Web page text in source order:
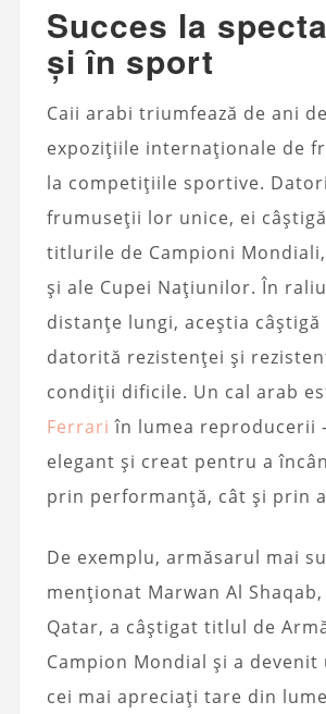
Succes la
și în sport
Caii arabi triumfează de ani
expozițiile internaționale de
la competițiile sportive.
frumuseții lor unice, ei
titlurile de Campioni
și ale Cupei Națiunilor. În
distanțe lungi, aceștia câștigă
datorită rezistenței și
condiții dificile. Un cal arab
Ferrari în lumea reproducerii
elegant și creat pentru a
prin performanță, cât și prin
De exemplu, armăsarul mai
menționat Marwan Al
Qatar, a câștigat titlul de
Campion Mondial și a
cei mai apreciați tare din